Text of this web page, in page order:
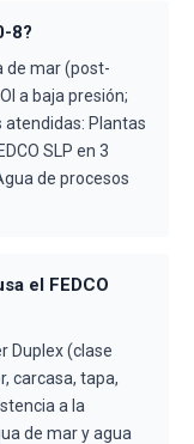
8?
de mar (post-
a baja presión;
Plantas
SLP en 3
de procesos
el FEDCO
Duplex (clase
carcasa, tapa,
a la
de mar y agua